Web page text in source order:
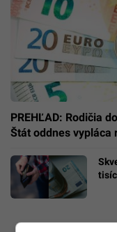
PREHĽAD: Rodičia
Štát oddnes